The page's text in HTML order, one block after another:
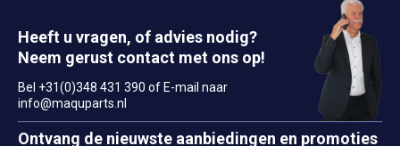
Heeft u vragen, of advies nodig?
Neem gerust contact met ons op!
Bel +31(0)348 431 390 of E-mail naar
info@maquparts.nl
Ontvang de nieuwste aanbiedingen en promoties